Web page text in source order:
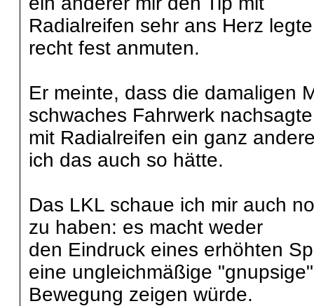
Radialreifen sehr ans Herz
recht fest anmuten.
Er meinte, dass die damaligen
schwaches Fahrwerk
mit Radialreifen ein ganz
ich das auch so hätte.
Das LKL schaue ich mir auch
zu haben: es macht weder
den Eindruck eines erhöhten
eine ungleichmäßige "gnupsige"
Bewegung zeigen würde.